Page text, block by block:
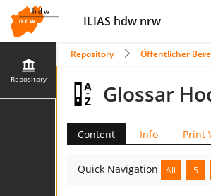
ILIAS hdw nrw
Repository
Repository Öffentlicher
Glossar
Content Info Print
Quick Navigation All 5